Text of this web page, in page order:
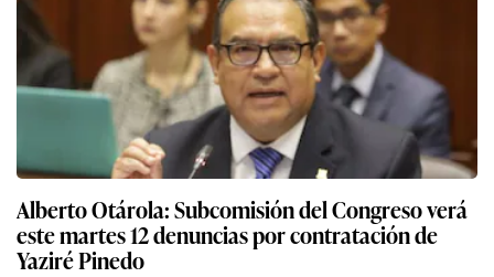
Alberto Otárola: Subcomisión del Congreso verá
este martes 12 denuncias por contratación de
Yaziré Pinedo